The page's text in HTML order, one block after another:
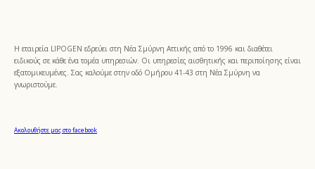
Η εταιρεία LIPOGEN εδρεύει στη Νέα Σμύρνη Αττικής από το 1996 και διαθέτει
ειδικούς σε κάθε ένα τομέα υπηρεσιών. Οι υπηρεσίες αισθητικής και περιποίησης είναι
εξατομικευμένες. Σας καλούμε στην οδό Ομήρου 41-43 στη Νέα Σμύρνη να
γνωριστούμε.
Ακολουθήστε μας στο facebook